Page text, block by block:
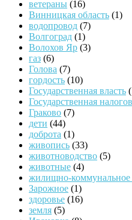
ветераны (16)
Винницкая область (1)
водопровод (7)
Волгоград (1)
Волохов Яр (3)
газ (6)
Голова (7)
гордость (10)
Государственная власть
Государственная
Граково (7)
дети (44)
доброта (1)
живопись (33)
животноводство (5)
животные (4)
жилищно-коммунальное
Зарожное (1)
здоровье (16)
земля (5)